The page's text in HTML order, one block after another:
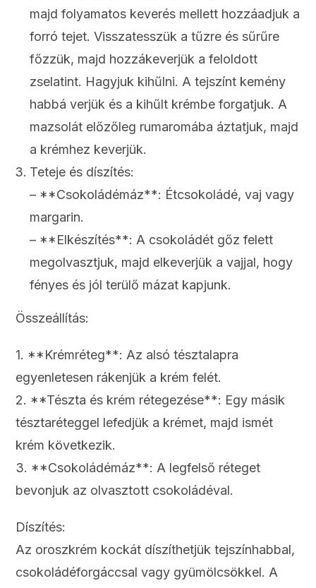
majd folyamatos keverés mellett hozzáadjuk a
forró tejet. Visszatesszük a tűzre és sűrűre
főzzük, majd hozzákeverjük a feloldott
zselatint. Hagyjuk kihűlni. A tejszínt kemény
habbá verjük és a kihűlt krémbe forgatjuk. A
mazsolát előzőleg rumaromába áztatjuk, majd
a krémhez keverjük.
Teteje és díszítés:
– **Csokoládémáz**: Étcsokoládé, vaj vagy
margarin.
– **Elkészítés**: A csokoládét gőz felett
megolvasztjuk, majd elkeverjük a vajjal, hogy
fényes és jól terülő mázat kapjunk.
Összeállítás:
1. **Krémréteg**: Az alsó tésztalapra
egyenletesen rákenjük a krém felét.
2. **Tészta és krém rétegezése**: Egy másik
tésztaréteggel lefedjük a krémet, majd ismét
krém következik.
3. **Csokoládémáz**: A legfelső réteget
bevonjuk az olvasztott csokoládéval.
Díszítés:
Az oroszkrém kockát díszíthetjük tejszínhabbal,
csokoládéforgáccsal vagy gyümölcsökkel. A